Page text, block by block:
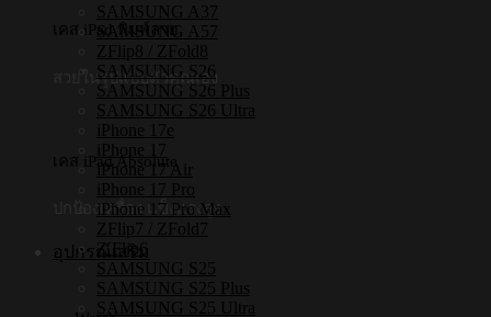
เคส iPad พิมพ์ลาย
สวยในรูปแบบตัวคุณเอง
เคส iPad Absolute
ปกป้องเครื่อง แข็งแรงสูง
อุปกรณ์เสริม
SAMSUNG A37
SAMSUNG A57
ZFlip8 / ZFold8
SAMSUNG S26
SAMSUNG S26 Plus
SAMSUNG S26 Ultra
iPhone 17e
iPhone 17
iPhone 17 Air
iPhone 17 Pro
iPhone 17 Pro Max
ZFlip7 / ZFold7
Z Flip6
SAMSUNG S25
SAMSUNG S25 Plus
SAMSUNG S25 Ultra